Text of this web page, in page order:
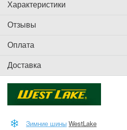
Характеристики
Отзывы
Оплата
Доставка
Зимние шины WestLake